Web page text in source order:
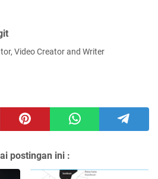
Video Creator and Writer
postingan ini :